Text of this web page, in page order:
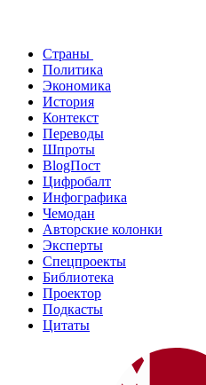
Страны
Политика
Экономика
История
Контекст
Переводы
Шпроты
BlogПост
Цифробалт
Инфографика
Чемодан
Авторские колонки
Эксперты
Спецпроекты
Библиотека
Проектор
Подкасты
Цитаты